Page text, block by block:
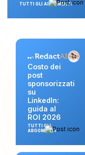
TUTTI GLI ARGOMENTI
Costo dei
post
sponsorizzati
su
LinkedIn:
guida al
ROI 2026
TUTTI GLI
ARGOMENTI